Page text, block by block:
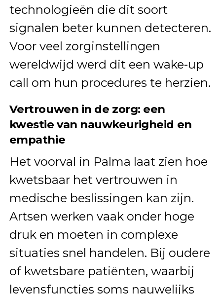
technologieën die dit soort
signalen beter kunnen detecteren.
Voor veel zorginstellingen
wereldwijd werd dit een wake-up
call om hun procedures te herzien.
Vertrouwen in de zorg: een
kwestie van nauwkeurigheid en
empathie
Het voorval in Palma laat zien hoe
kwetsbaar het vertrouwen in
medische beslissingen kan zijn.
Artsen werken vaak onder hoge
druk en moeten in complexe
situaties snel handelen. Bij oudere
of kwetsbare patiënten, waarbij
levensfuncties soms nauwelijks